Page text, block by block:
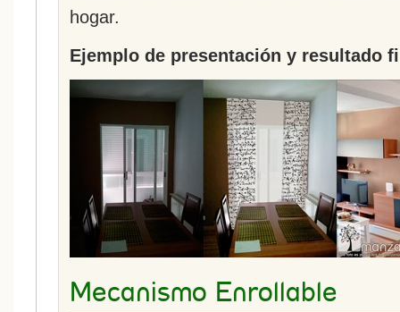
hogar.
Ejemplo de presentación y resultado
Mecanismo Enrollable